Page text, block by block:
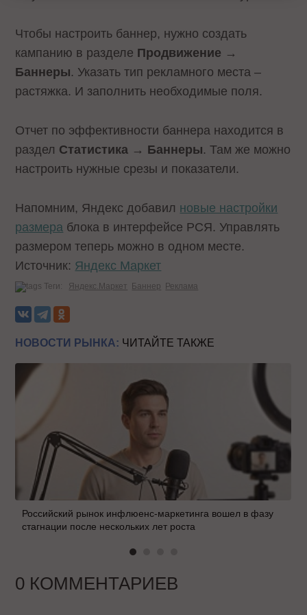
Чтобы настроить баннер, нужно создать
кампанию в разделе Продвижение →
Баннеры. Указать тип рекламного места –
растяжка. И заполнить необходимые поля.
Отчет по эффективности баннера находится в
раздел Статистика → Баннеры. Там же можно
настроить нужные срезы и показатели.
Напомним, Яндекс добавил новые настройки
размера блока в интерфейсе РСЯ. Управлять
размером теперь можно в одном месте.
Источник: Яндекс Маркет
Теги: Яндекс.Маркет Баннер Реклама
НОВОСТИ РЫНКА: ЧИТАЙТЕ ТАКЖЕ
Российский рынок инфлюенс-маркетинга вошел в фазу
стагнации после нескольких лет роста
0 КОММЕНТАРИЕВ